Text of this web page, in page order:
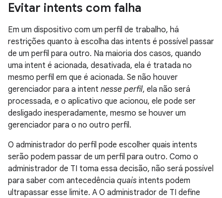
Evitar intents com falha
Em um dispositivo com um perfil de trabalho, há
restrições quanto à escolha das intents é possível passar
de um perfil para outro. Na maioria dos casos, quando
uma intent é acionada, desativada, ela é tratada no
mesmo perfil em que é acionada. Se não houver
gerenciador para a intent nesse perfil, ela não será
processada, e o aplicativo que acionou, ele pode ser
desligado inesperadamente, mesmo se houver um
gerenciador para o no outro perfil.
O administrador do perfil pode escolher quais intents
serão podem passar de um perfil para outro. Como o
administrador de TI toma essa decisão, não será possível
para saber com antecedência quais intents podem
ultrapassar esse limite. A O administrador de TI define